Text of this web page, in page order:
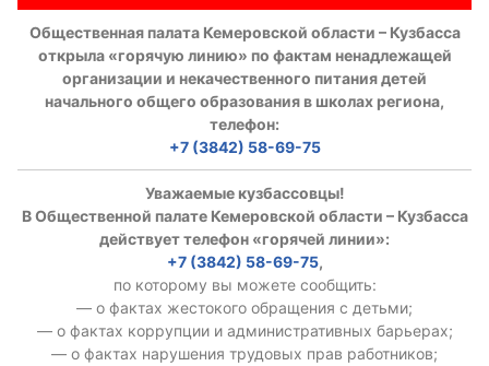
Общественная палата Кемеровской области – Кузбасса
открыла «горячую линию» по фактам ненадлежащей
организации и некачественного питания детей
начального общего образования в школах региона,
телефон:
+7 (3842) 58-69-75
Уважаемые кузбассовцы!
В Общественной палате Кемеровской области – Кузбасса
действует телефон «горячей линии»:
+7 (3842) 58-69-75,
по которому вы можете сообщить:
— о фактах жестокого обращения с детьми;
— о фактах коррупции и административных барьерах;
— о фактах нарушения трудовых прав работников;